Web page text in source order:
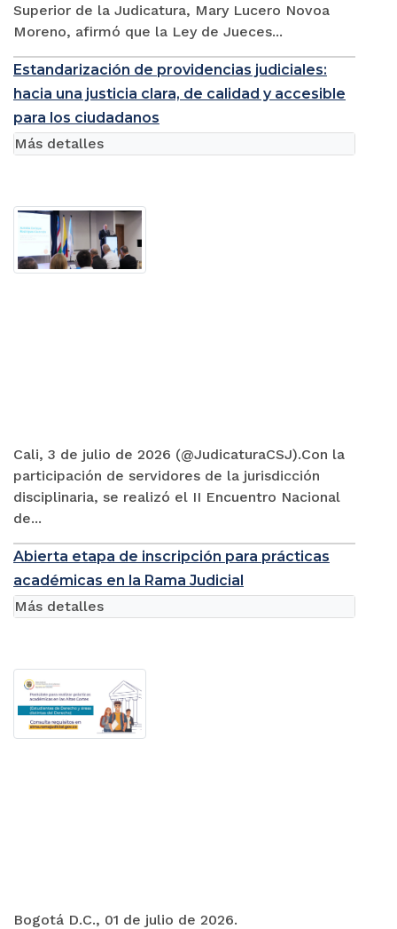
Superior de la Judicatura, Mary Lucero Novoa
Moreno, afirmó que la Ley de Jueces...
Estandarización de providencias judiciales:
hacia una justicia clara, de calidad y accesible
para los ciudadanos
Cali, 3 de julio de 2026 (@JudicaturaCSJ).Con la
participación de servidores de la jurisdicción
disciplinaria, se realizó el II Encuentro Nacional
de...
Más detalles
Abierta etapa de inscripción para prácticas
académicas en la Rama Judicial
Bogotá D.C., 01 de julio de 2026.
Más detalles